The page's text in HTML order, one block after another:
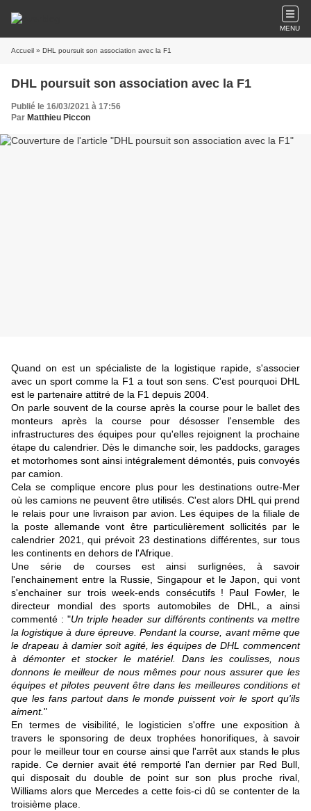
MENU
Accueil » DHL poursuit son association avec la F1
DHL poursuit son association avec la F1
Publié le 16/03/2021 à 17:56
Par Matthieu Piccon
Quand on est un spécialiste de la logistique rapide, s'associer
avec un sport comme la F1 a tout son sens. C'est pourquoi DHL
est le partenaire attitré de la F1 depuis 2004.
On parle souvent de la course après la course pour le ballet des
monteurs après la course pour désosser l'ensemble des
infrastructures des équipes pour qu'elles rejoignent la prochaine
étape du calendrier. Dès le dimanche soir, les paddocks, garages
et motorhomes sont ainsi intégralement démontés, puis convoyés
par camion.
Cela se complique encore plus pour les destinations outre-Mer
où les camions ne peuvent être utilisés. C'est alors DHL qui prend
le relais pour une livraison par avion. Les équipes de la filiale de
la poste allemande vont être particulièrement sollicités par le
calendrier 2021, qui prévoit 23 destinations différentes, sur tous
les continents en dehors de l'Afrique.
Une série de courses est ainsi surlignées, à savoir
l'enchainement entre la Russie, Singapour et le Japon, qui vont
s'enchainer sur trois week-ends consécutifs ! Paul Fowler, le
directeur mondial des sports automobiles de DHL, a ainsi
commenté : "Un triple header sur différents continents va mettre
la logistique à dure épreuve. Pendant la course, avant même que
le drapeau à damier soit agité, les équipes de DHL commencent
à démonter et stocker le matériel. Dans les coulisses, nous
donnons le meilleur de nous mêmes pour nous assurer que les
équipes et pilotes peuvent être dans les meilleures conditions et
que les fans partout dans le monde puissent voir le sport qu'ils
aiment."
En termes de visibilité, le logisticien s'offre une exposition à
travers le sponsoring de deux trophées honorifiques, à savoir
pour le meilleur tour en course ainsi que l'arrêt aux stands le plus
rapide. Ce dernier avait été remporté l'an dernier par Red Bull,
qui disposait du double de point sur son plus proche rival,
Williams alors que Mercedes a cette fois-ci dû se contenter de la
troisième place.